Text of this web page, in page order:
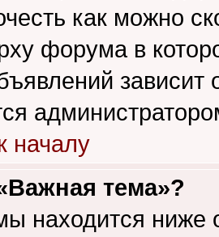
как можно
форума в
зависит
началу
тема»?
находится ниже